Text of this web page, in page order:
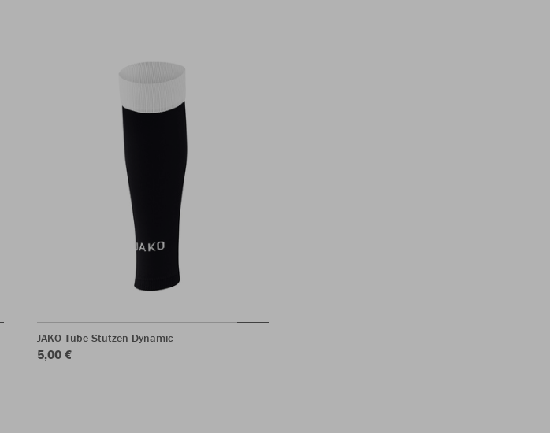
JAKO Tube Stutzen Dynamic
5,00 €